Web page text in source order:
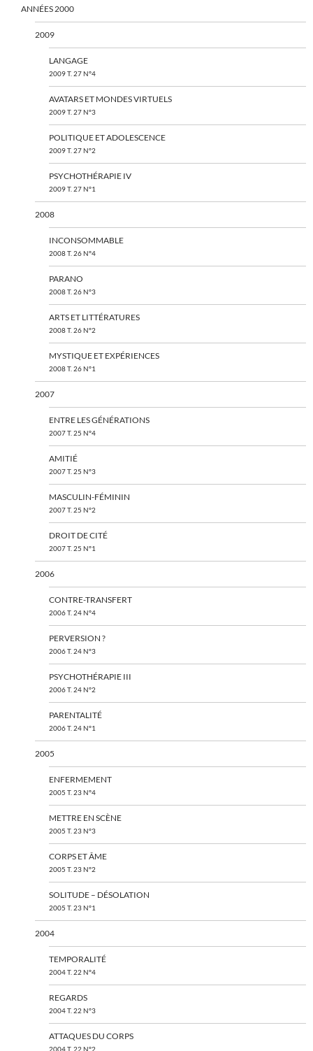
ANNÉES 2000
2009
LANGAGE
2009 T. 27 N°4
AVATARS ET MONDES VIRTUELS
2009 T. 27 N°3
POLITIQUE ET ADOLESCENCE
2009 T. 27 N°2
PSYCHOTHÉRAPIE IV
2009 T. 27 N°1
2008
INCONSOMMABLE
2008 T. 26 N°4
PARANO
2008 T. 26 N°3
ARTS ET LITTÉRATURES
2008 T. 26 N°2
MYSTIQUE ET EXPÉRIENCES
2008 T. 26 N°1
2007
ENTRE LES GÉNÉRATIONS
2007 T. 25 N°4
AMITIÉ
2007 T. 25 N°3
MASCULIN-FÉMININ
2007 T. 25 N°2
DROIT DE CITÉ
2007 T. 25 N°1
2006
CONTRE-TRANSFERT
2006 T. 24 N°4
PERVERSION ?
2006 T. 24 N°3
PSYCHOTHÉRAPIE III
2006 T. 24 N°2
PARENTALITÉ
2006 T. 24 N°1
2005
ENFERMEMENT
2005 T. 23 N°4
METTRE EN SCÈNE
2005 T. 23 N°3
CORPS ET ÂME
2005 T. 23 N°2
SOLITUDE – DÉSOLATION
2005 T. 23 N°1
2004
TEMPORALITÉ
2004 T. 22 N°4
REGARDS
2004 T. 22 N°3
ATTAQUES DU CORPS
2004 T. 22 N°2